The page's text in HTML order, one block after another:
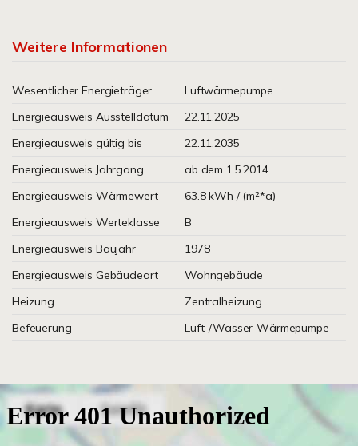
Weitere Informationen
Wesentlicher Energieträger
Luftwärmepumpe
Energieausweis Ausstelldatum
22.11.2025
Energieausweis gültig bis
22.11.2035
Energieausweis Jahrgang
ab dem 1.5.2014
Energieausweis Wärmewert
63.8 kWh / (m²*a)
Energieausweis Werteklasse
B
Energieausweis Baujahr
1978
Energieausweis Gebäudeart
Wohngebäude
Heizung
Zentralheizung
Befeuerung
Luft-/Wasser-Wärmepumpe